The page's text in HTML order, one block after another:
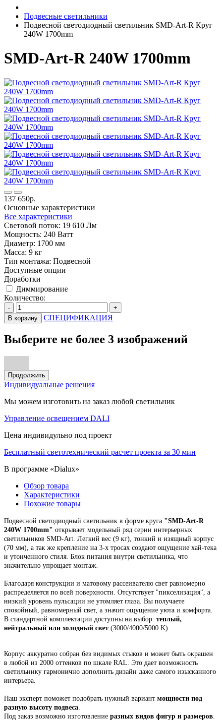
Подвесные светильники
Подвесной светодиодный светильник SMD-Art-R Круг
240W 1700mm
SMD-Art-R 240W 1700mm
137 650р.
Основные характеристики
Все характеристики
Световой поток: 19 610 Лм
Мощность: 240 Ватт
Диаметр: 1700 мм
Масса: 9 кг
Тип монтажа: Подвесной
Доступные опции
Доработки
Диммирование
Количество:
-
+
В корзину
СПЕЦИФИКАЦИЯ
Выберите не более 3 изображений
Продолжить
Индивидуальные решения
Мы можем изготовить на заказ любой светильник
Управление освещением DALI
Цена индивидульно под проект
Бесплатный светотехнический расчет проекта за 30 мин
В программе «Dialux»
Обзор товара
Характеристики
Похожие товары
Подвесной светодиодный светильник в форме круга "SMD-Art-R
240W 1700mm" открывает модельный ряд серии интерьерных
светильников SMD-Art. Легкий вес (9 кг), тонкий и изящный корпус
(70 мм), а так же крепление на 3-х тросах создают ощущение хай-тека
и утонченного стиля. Блок питания внутри светильника, что
значительно упрощает монтаж.
Благодаря конструкции и матовому рассеивателю свет равномерно
распределяется по всей поверхности. Отсутствует "пикселизация", а
низкий уровень пульсации не утомляет глаза. Вы получаете
спокойный, равномерный свет, а значит ощущение уюта и комфорта.
В стандартной комплектации доступны на выбор: теплый,
нейтральный или холодный свет (3000/4000/5000 K).
Корпус аккуратно собран без видимых стыков и может быть окрашен
в любой из 2000 оттенков по шкале RAL. Это дает возможность
светильнику гармонично дополнить дизайн даже самого изысканного
интерьера.
Наш эксперт поможет подобрать нужный вариант мощности под
разную высоту подвеса.
Под заказ возможно изготовление разных видов фигур и размеров.